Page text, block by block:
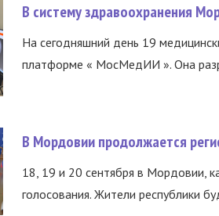
В систему здравоохранения
На сегодняшний день 19
платформе « МосМедИИ ». Она
В Мордовии продолжается
18, 19 и 20 сентября в Мордовии,
голосования. Жители республики